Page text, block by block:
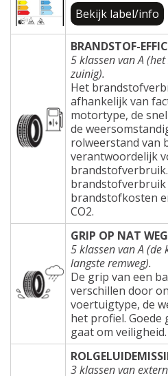
Bekijk label/info
BRANDSTOF-
5 klassen van A
zuinig).
Het
afhankelijk van
motortype, de
de
rolweerstand van
verantwoordelijk
brandstofkosten
CO2.
GRIP OP NAT
5 klassen van A (de
langste remweg).
De grip van een
verschillen door
voertuigtype, de
het profiel.
gaat om veiligheid.
3 klassen van